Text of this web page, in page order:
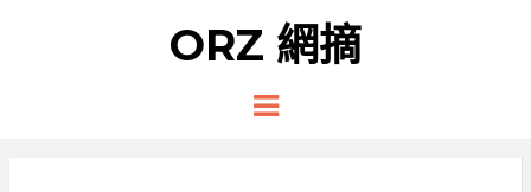
ORZ 網摘
Menu